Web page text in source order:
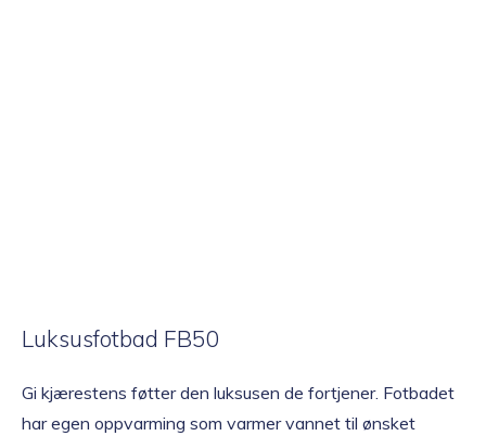
Luksusfotbad FB50
Gi kjærestens føtter den luksusen de fortjener. Fotbadet
har egen oppvarming som varmer vannet til ønsket